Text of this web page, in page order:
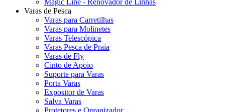
Magic Line - Renovador de Linhas
Varas de Pesca
Varas para Carretilhas
Varas para Molinetes
Varas Telescópica
Varas Pesca de Praia
Varas de Fly
Cinto de Apoio
Suporte para Varas
Porta Varas
Expositor de Varas
Salva Varas
Protetores e Organizador